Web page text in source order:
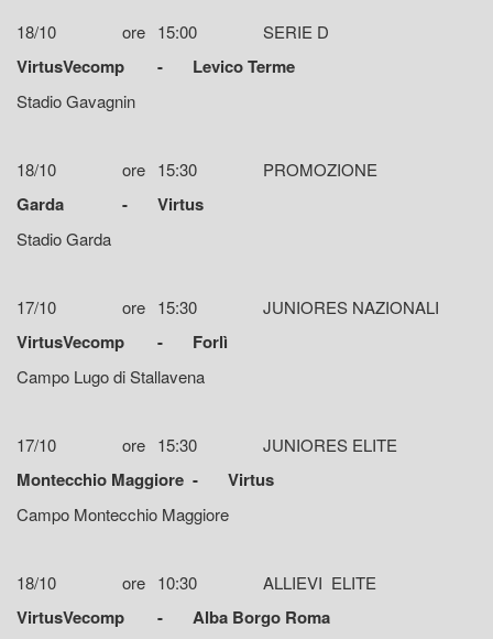
18/10 ore 15:00 SERIE D
VirtusVecomp - Levico Terme
Stadio Gavagnin
18/10 ore 15:30 PROMOZIONE
Garda - Virtus
Stadio Garda
17/10 ore 15:30 JUNIORES NAZIONALI
VirtusVecomp - Forlì
Campo Lugo di Stallavena
17/10 ore 15:30 JUNIORES ELITE
Montecchio Maggiore - Virtus
Campo Montecchio Maggiore
18/10 ore 10:30 ALLIEVI ELITE
VirtusVecomp - Alba Borgo Roma